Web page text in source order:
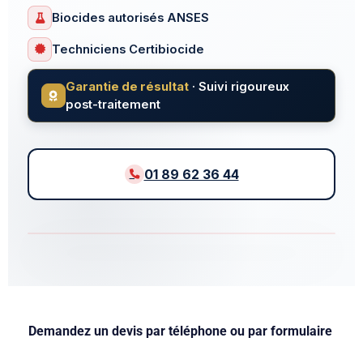
Biocides autorisés ANSES
Techniciens Certibiocide
Garantie de résultat · Suivi rigoureux
post-traitement
01 89 62 36 44
Demandez un devis par téléphone ou par formulaire